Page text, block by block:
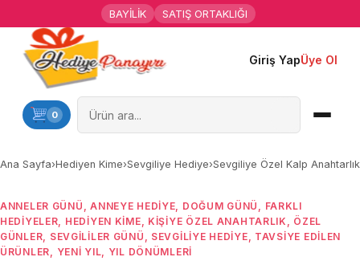
BAYİLİK SATIŞ ORTAKLIĞI
Giriş YapÜye Ol
0
Ana Sayfa
Kişiye Özel Hediyeler
Özel Günler
Ana Sayfa›Hediyen Kime›Sevgiliye Hediye›Sevgiliye Özel Kalp Anahtarlık
ANNELER GÜNÜ ,ANNEYE HEDIYE, DOĞUM GÜNÜ , FARKLI
HEDIYELER, HEDIYEN KIME, KIŞIYE ÖZEL ANAHTARLIK , ÖZEL
GÜNLER, SEVGILILER GÜNÜ , SEVGILIYE HEDIYE, TAVSİYE EDİLEN
ÜRÜNLER, YENI YIL, YIL DÖNÜMLERI